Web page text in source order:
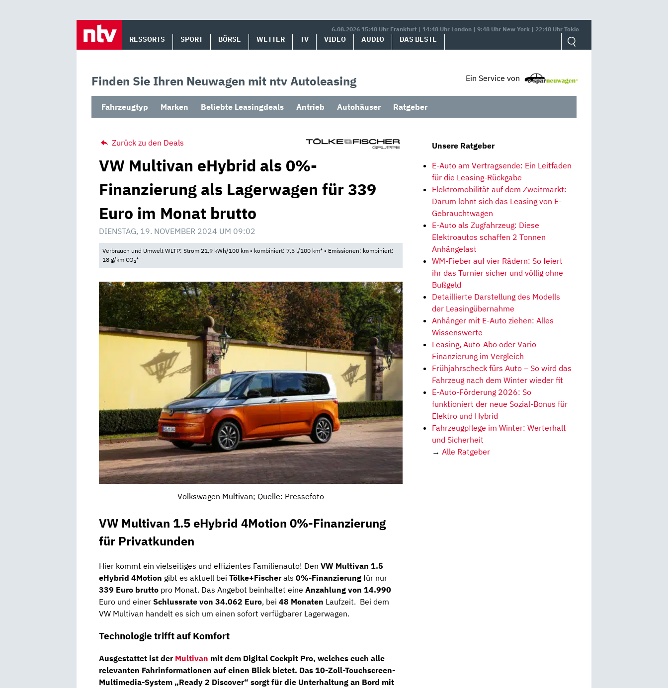
6.08.2026 15:48 Uhr Frankfurt | 14:48 Uhr London | 9:48 Uhr New York | 22:48 Uhr Tokio
RESSORTS SPORT BÖRSE WETTER TV VIDEO AUDIO DAS BESTE
Finden Sie Ihren Neuwagen mit ntv Autoleasing Ein Service von
Fahrzeugtyp Marken Beliebte Leasingdeals Antrieb Autohäuser Ratgeber
Zurück zu den Deals
VW Multivan eHybrid als 0%-
Finanzierung als Lagerwagen für 339
Euro im Monat brutto
DIENSTAG, 19. NOVEMBER 2024 UM 09:02
Verbrauch und Umwelt WLTP: Strom 21,9 kWh/100 km • kombiniert: 7,5 l/100 km* • Emissionen: kombiniert:
18 g/km CO2*
Volkswagen Multivan; Quelle: Pressefoto
VW Multivan 1.5 eHybrid 4Motion 0%-Finanzierung
für Privatkunden
Hier kommt ein vielseitiges und effizientes Familienauto! Den VW Multivan 1.5
eHybrid 4Motion gibt es aktuell bei Tölke+Fischerals 0%-Finanzierung für nur
339 Euro brutto pro Monat. Das Angebot beinhaltet eine Anzahlung von 14.990
Euro und einer Schlussrate von 34.062 Euro, bei 48 Monaten Laufzeit. Bei dem
VW Multivan handelt es sich um einen sofort verfügbarer Lagerwagen.
Technologie trifft auf Komfort
Ausgestattet ist der Multivan mit dem Digital Cockpit Pro, welches euch alle
relevanten Fahrinformationen auf einen Blick bietet. Das 10-Zoll-Touchscreen-
Multimedia-System „Ready 2 Discover“ sorgt für die Unterhaltung an Bord mit
Unsere Ratgeber
E-Auto am Vertragsende: Ein Leitfaden
für die Leasing-Rückgabe
Elektromobilität auf dem Zweitmarkt:
Darum lohnt sich das Leasing von E-
Gebrauchtwagen
E-Auto als Zugfahrzeug: Diese
Elektroautos schaffen 2 Tonnen
Anhängelast
WM-Fieber auf vier Rädern: So feiert
ihr das Turnier sicher und völlig ohne
Bußgeld
Detaillierte Darstellung des Modells
der Leasingübernahme
Anhänger mit E-Auto ziehen: Alles
Wissenswerte
Leasing, Auto-Abo oder Vario-
Finanzierung im Vergleich
Frühjahrscheck fürs Auto – So wird das
Fahrzeug nach dem Winter wieder fit
E-Auto-Förderung 2026: So
funktioniert der neue Sozial-Bonus für
Elektro und Hybrid
Fahrzeugpflege im Winter: Werterhalt
und Sicherheit
→ Alle Ratgeber